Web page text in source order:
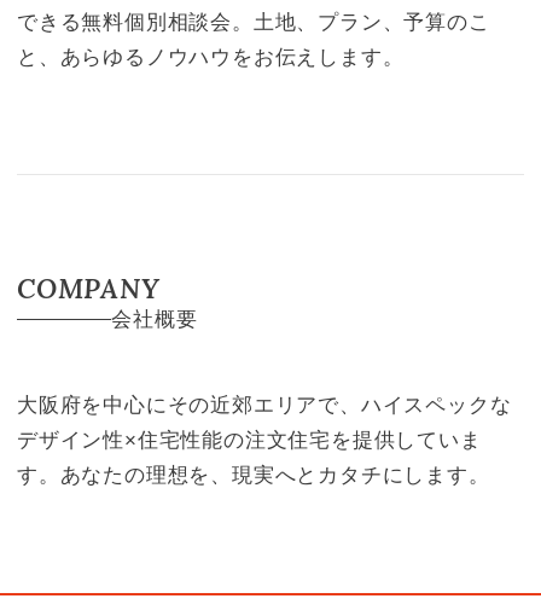
できる無料個別相談会。土地、プラン、予算のこ
と、あらゆるノウハウをお伝えします。
COMPANY
会社概要
大阪府を中心にその近郊エリアで、ハイスペックな
デザイン性×住宅性能の注文住宅を提供していま
す。あなたの理想を、現実へとカタチにします。